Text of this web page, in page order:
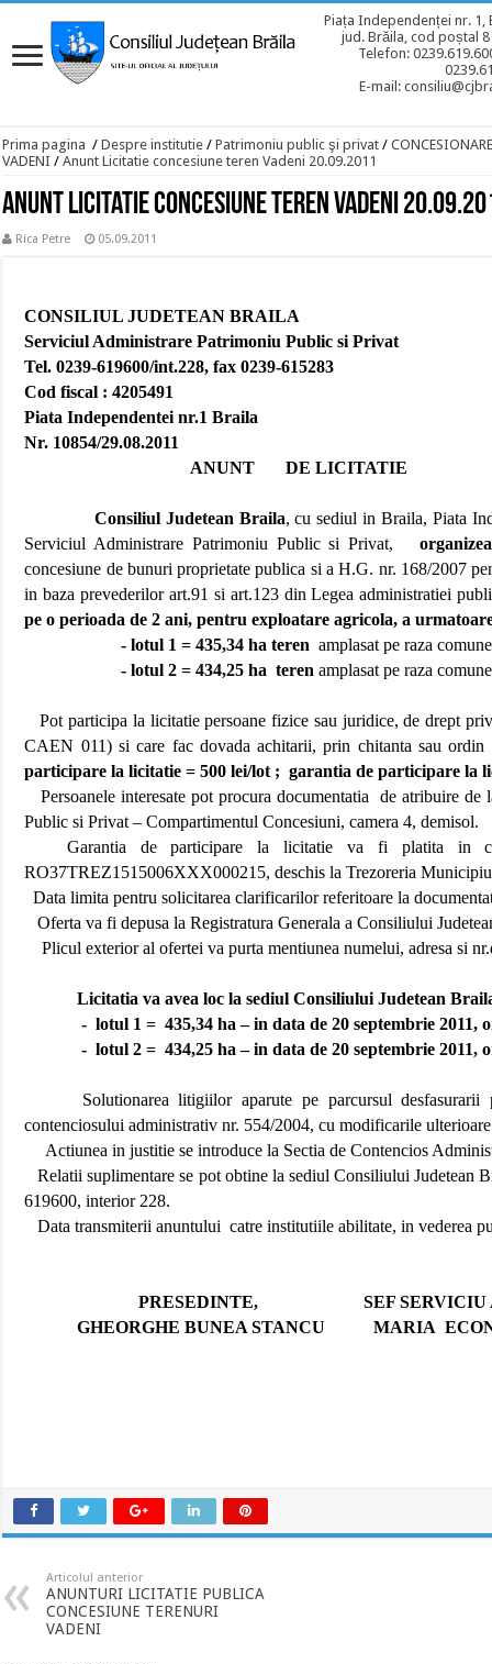
Piața Independenței nr. 1,
jud. Brăila, cod poștal
Telefon:
E-mail:
Prima pagina / Despre institutie / Patrimoniu public şi privat /
VADENI / Anunt Licitatie concesiune teren Vadeni 20.09.2011
Anunt Licitatie concesiune teren Vadeni
Rica Petre 05.09.2011
CONSILIUL JUDETEAN BRAILA
Serviciul Administrare Patrimoniu Public si Privat
Tel. 0239-619600/int.228, fax 0239-615283
Cod fiscal : 4205491
Piata Independentei nr.1 Braila
Nr. 10854/29.08.2011
ANUNT
DE LICITATIE
Consiliul Judetean Braila, cu sediul in Braila, Piata
Serviciul Administrare Patrimoniu Public si Privat,
concesiune de bunuri proprietate publica si a H.G. nr. 168/2007
in baza prevederilor art.91 si art.123 din Legea administratiei
pe o perioada de 2 ani, pentru exploatare agricola, a
- lotul 1 = 435,34 ha teren amplasat pe raza
- lotul 2 = 434,25 ha teren amplasat pe raza
Pot participa la licitatie persoane fizice sau juridice, de drept
CAEN 011) si care fac dovada achitarii, prin chitanta sau ordin
participare la licitatie = 500 lei/lot ; garantia de participare la
Persoanele interesate pot procura documentatia
de atribuire de
Public si Privat – Compartimentul Concesiuni, camera 4, demisol.
Garantia de participare la licitatie va fi platita in
RO37TREZ1515006XXX000215, deschis la Trezoreria
Data limita pentru solicitarea clarificarilor referitoare la
Oferta va fi depusa la Registratura Generala a Consiliului
Plicul exterior al ofertei va purta mentiunea numelui, adresa si
Licitatia va avea loc la sediul Consiliului Judetean
- lotul 1 = 435,34 ha – in data de 20 septembrie 2011,
- lotul 2 = 434,25 ha – in data de 20 septembrie 2011,
Solutionarea litigiilor aparute pe parcursul
contenciosului administrativ nr. 554/2004, cu modificarile
Actiunea in justitie se introduce la Sectia de Contencios
Relatii suplimentare se pot obtine la sediul Consiliului Judetean
619600, interior 228.
Data transmiterii anuntului catre institutiile abilitate, in vederea
PRESEDINTE,
SEF SERVICIU
GHEORGHE BUNEA STANCU
MARIA
Articolul anterior
ANUNTURI LICITATIE PUBLICA
CONCESIUNE TERENURI
VADENI